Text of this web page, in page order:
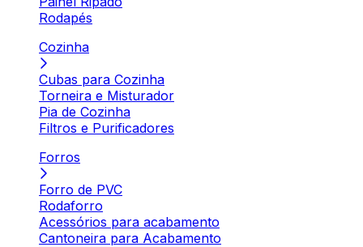
Rodapés
Cozinha
Cubas para Cozinha
Torneira e Misturador
Pia de Cozinha
Filtros e Purificadores
Forros
Forro de PVC
Rodaforro
Acessórios para acabamento
Cantoneira para Acabamento